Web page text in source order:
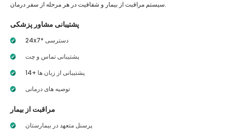
سیستم مراقبت از بیمار و شفافیت در هر مرحله از سفر درمان.
پشتیبانی مشاور پزشکی
24x7* دسترسی
پشتیبانی تماس و چت
14+ پشتیبانی از زبان ها
توصیه های درمانی
مراقبت از بیمار
پرسنل متعهد در بیمارستان